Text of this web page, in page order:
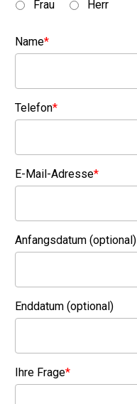
Frau Herr
Name*
Telefon*
E-Mail-Adresse*
Anfangsdatum (optional)
Enddatum (optional)
Ihre Frage*